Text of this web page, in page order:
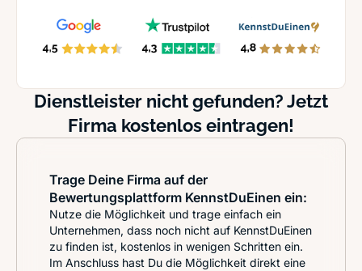
Dienstleister nicht gefunden? Jetzt
Firma kostenlos eintragen!
Trage Deine Firma auf der
Bewertungsplattform KennstDuEinen ein:
Nutze die Möglichkeit und trage einfach ein
Unternehmen, dass noch nicht auf KennstDuEinen
zu finden ist, kostenlos in wenigen Schritten ein.
Im Anschluss hast Du die Möglichkeit direkt eine